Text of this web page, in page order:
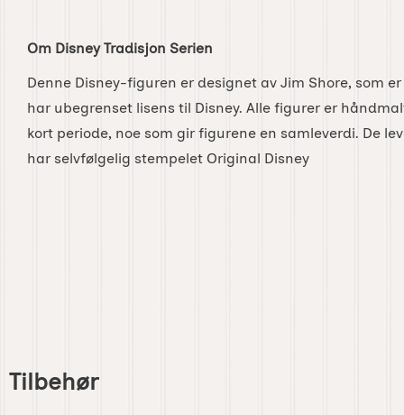
Om Disney Tradisjon Serien
Denne Disney-figuren er designet av Jim Shore, som
har ubegrenset lisens til Disney. Alle figurer er
kort periode, noe som gir figurene en samleverdi. De
har selvfølgelig stempelet Original Disney
over
tilbehør
Tilbehør